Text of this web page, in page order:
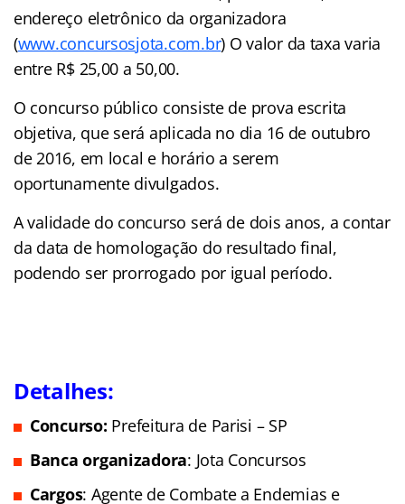
endereço eletrônico da organizadora
(www.concursosjota.com.br) O valor da taxa varia
entre R$ 25,00 a 50,00.
O concurso público consiste de prova escrita
objetiva, que será aplicada no dia 16 de outubro
de 2016, em local e horário a serem
oportunamente divulgados.
A validade do concurso será de dois anos, a contar
da data de homologação do resultado final,
podendo ser prorrogado por igual período.
Detalhes:
Concurso: Prefeitura de Parisi – SP
Banca organizadora: Jota Concursos
Cargos: Agente de Combate a Endemias e